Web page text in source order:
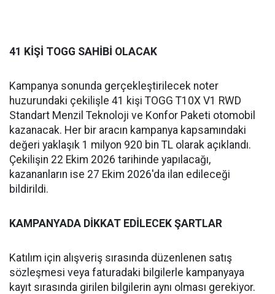
41 KİŞİ TOGG SAHİBİ OLACAK
Kampanya sonunda gerçekleştirilecek noter
huzurundaki çekilişle 41 kişi TOGG T10X V1 RWD
Standart Menzil Teknoloji ve Konfor Paketi otomobil
kazanacak. Her bir aracın kampanya kapsamındaki
değeri yaklaşık 1 milyon 920 bin TL olarak açıklandı.
Çekilişin 22 Ekim 2026 tarihinde yapılacağı,
kazananların ise 27 Ekim 2026'da ilan edileceği
bildirildi.
KAMPANYADA DİKKAT EDİLECEK ŞARTLAR
Katılım için alışveriş sırasında düzenlenen satış
sözleşmesi veya faturadaki bilgilerle kampanyaya
kayıt sırasında girilen bilgilerin aynı olması gerekiyor.